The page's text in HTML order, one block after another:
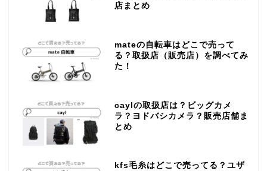
店まとめ
mateの自転車はどこで売って
る？取扱店（販売店）を調べてみ
た！
caylの取扱店は？ビッグカメ
ラ？ヨドバシカメラ？販売店舗ま
とめ
kfs毛糸はどこで売ってる？ユザ